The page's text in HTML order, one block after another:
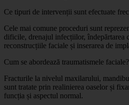
Ce tipuri de intervenții sunt efectuate
Cele mai comune proceduri sunt
dificile, drenajul infecțiilor, îndepărtarea
reconstrucțiile faciale și inserarea de
Cum se abordează traumatismele faciale?
Fracturile la nivelul maxilarului,
sunt tratate prin realinierea oaselor și
funcția și aspectul normal.